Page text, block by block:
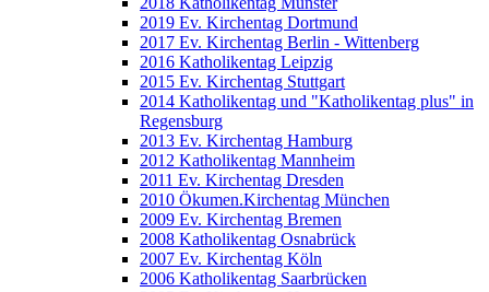
2019 Ev. Kirchentag Dortmund
2017 Ev. Kirchentag Berlin - Wittenberg
2016 Katholikentag Leipzig
2015 Ev. Kirchentag Stuttgart
2014 Katholikentag und "Katholikentag plus" in
Regensburg
2013 Ev. Kirchentag Hamburg
2012 Katholikentag Mannheim
2011 Ev. Kirchentag Dresden
2010 Ökumen.Kirchentag München
2009 Ev. Kirchentag Bremen
2008 Katholikentag Osnabrück
2007 Ev. Kirchentag Köln
2006 Katholikentag Saarbrücken